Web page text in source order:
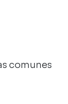
comunes